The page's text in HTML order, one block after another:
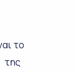
το
της